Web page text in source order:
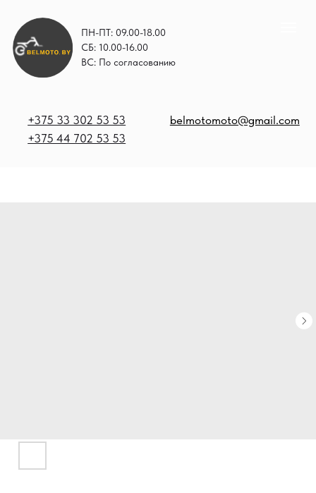
ПН-ПТ: 09.00-18.00
СБ: 10.00-16.00
ВС: По согласованию